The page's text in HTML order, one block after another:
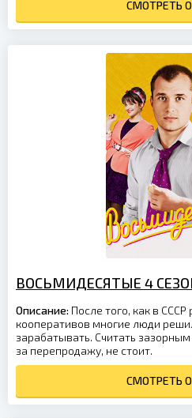
СМОТРЕТЬ
ВОСЬМИДЕСЯТЫЕ 4
Описание: После того, как в
кооперативов многие люди
зарабатывать. Считать
за перепродажу, не стоит.
СМОТРЕТЬ